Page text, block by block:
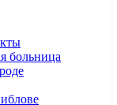
больница